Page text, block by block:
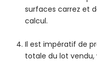
surfaces carrez et
calcul.
Il est impératif de
totale du lot vendu,